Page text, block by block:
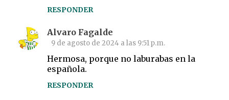
RESPONDER
Alvaro Fagalde
9 de agosto de 2024 a las 9:51 p.m.
Hermosa, porque no laburabas en la
española.
RESPONDER